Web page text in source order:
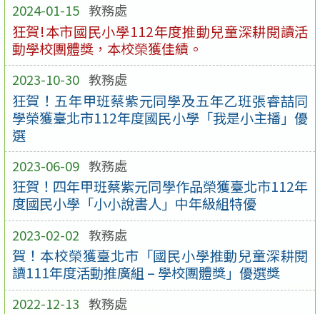
2024-01-15 教務處
狂賀!本市國民小學112年度推動兒童深耕閱讀活
動學校團體獎，本校榮獲佳績。
2023-10-30 教務處
狂賀！五年甲班蔡紫元同學及五年乙班張睿喆同
學榮獲臺北市112年度國民小學「我是小主播」優
選
2023-06-09 教務處
狂賀！四年甲班蔡紫元同學作品榮獲臺北市112年
度國民小學「小小說書人」中年級組特優
2023-02-02 教務處
賀！本校榮獲臺北市「國民小學推動兒童深耕閱
讀111年度活動推廣組 – 學校團體獎」優選獎
2022-12-13 教務處